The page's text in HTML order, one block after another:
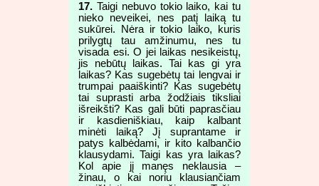
17. Taigi nebuvo tokio laiko, kai tu
nieko neveikei, nes patį laiką tu
sukūrei. Nėra ir tokio laiko, kuris
prilygtų tau amžinumu, nes tu
visada esi. O jei laikas nesikeistų,
jis nebūtų laikas. Tai kas gi yra
laikas? Kas sugebėtų tai lengvai ir
trumpai paaiškinti? Kas sugebėtų
tai suprasti arba žodžiais tiksliai
išreikšti? Kas gali būti paprasčiau
ir kasdieniškiau, kaip kalbant
minėti laiką? Jį suprantame ir
patys kalbėdami, ir kito kalbančio
klausydami. Taigi kas yra laikas?
Kol apie jį manęs neklausia –
žinau, o kai noriu klausiančiam